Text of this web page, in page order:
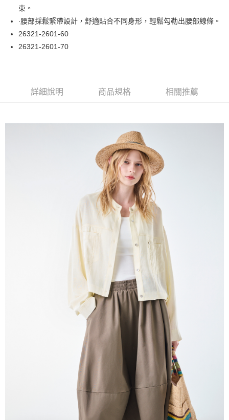
大哥付你分期
相關說明
1.本服務由台灣大哥大提供，台灣大哥大用戶可立即使用無須另外申請。
2.付款方式選擇「大哥付你分期」，訂單成立後會自動跳轉到大哥付的交易
消。如遇「轉專審核」未通過狀況，表示未達大哥付你分期系統評分，恕無
2.透過簡訊連結打開帳單後，可選擇「超商條碼／台灣大直營門市／銀行轉
帳／街口支付／iPASS MONEY」等通路繳費。
1.本服務係由「台灣大哥大股份有限公司」（以下簡稱本公司）所提供，讓
用戶於交易時，得透過本服務購買商品或服務，並由商店將買賣／分期付款
買賣價金債權讓與本公司後，依約使用本公司帳單繳交帳款。
2.基於同意付款使用「大哥付你分期」之契約關係目的，商店將以您的個人
資料（包含姓名、電話或地址）提供予台灣大哥大進項蒐集、處理及利用，
由本公司與您本人進行分期帳單所需資料之確認、核對及更正。
3.完整用戶服務條款，請詳閱以下連結：
https://oppay.tw/userRule
ATM付款
每筆NT$60，滿NT$1,000(含以上)免運費
每筆NT$60，滿NT$1,000(含以上)免運費
每筆NT$60，滿NT$1,000(含以上)免運費
每筆NT$60，滿NT$1,000(含以上)免運費
每筆NT$80，滿NT$1,000(含以上)免運費
束。
∙腰部採鬆緊帶設計，舒適貼合不同身形，輕鬆勾勒出腰部線條。
26321-2601-60
26321-2601-70
詳細說明 商品規格 相關推薦